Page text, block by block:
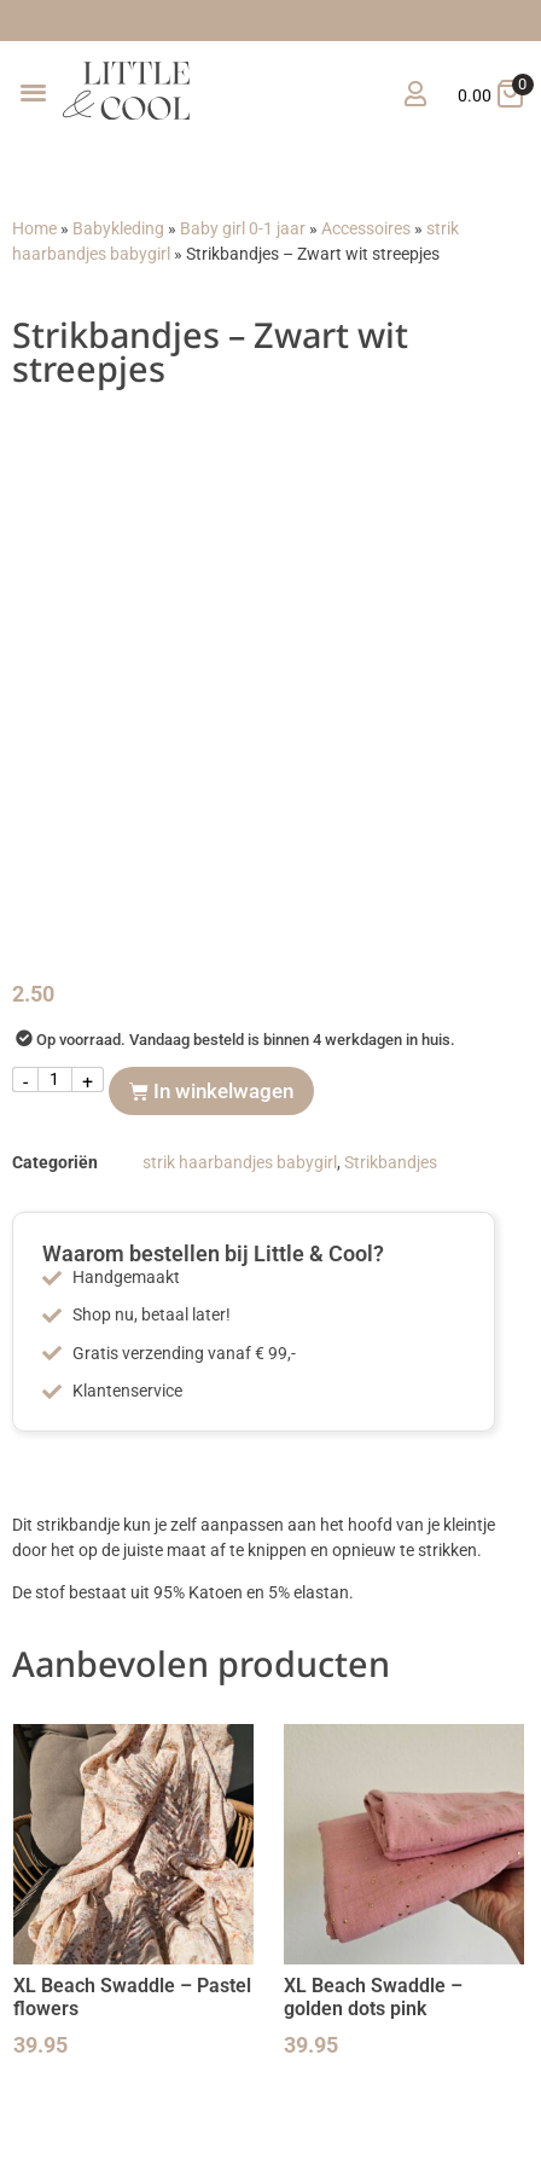
0.00
0
Home » Babykleding » Baby girl 0-1 jaar » Accessoires » strik
haarbandjes babygirl » Strikbandjes – Zwart wit streepjes
Strikbandjes – Zwart wit
streepjes
2.50
Op voorraad. Vandaag besteld is binnen 4 werkdagen in huis.
- + In winkelwagen
Categoriën strik haarbandjes babygirl, Strikbandjes
Waarom bestellen bij Little & Cool?
Handgemaakt
Shop nu, betaal later!
Gratis verzending vanaf € 99,-
Klantenservice
Dit strikbandje kun je zelf aanpassen aan het hoofd van je kleintje
door het op de juiste maat af te knippen en opnieuw te strikken.
De stof bestaat uit 95% Katoen en 5% elastan.
Aanbevolen producten
XL Beach Swaddle – Pastel
flowers
39.95
XL Beach Swaddle –
golden dots pink
39.95